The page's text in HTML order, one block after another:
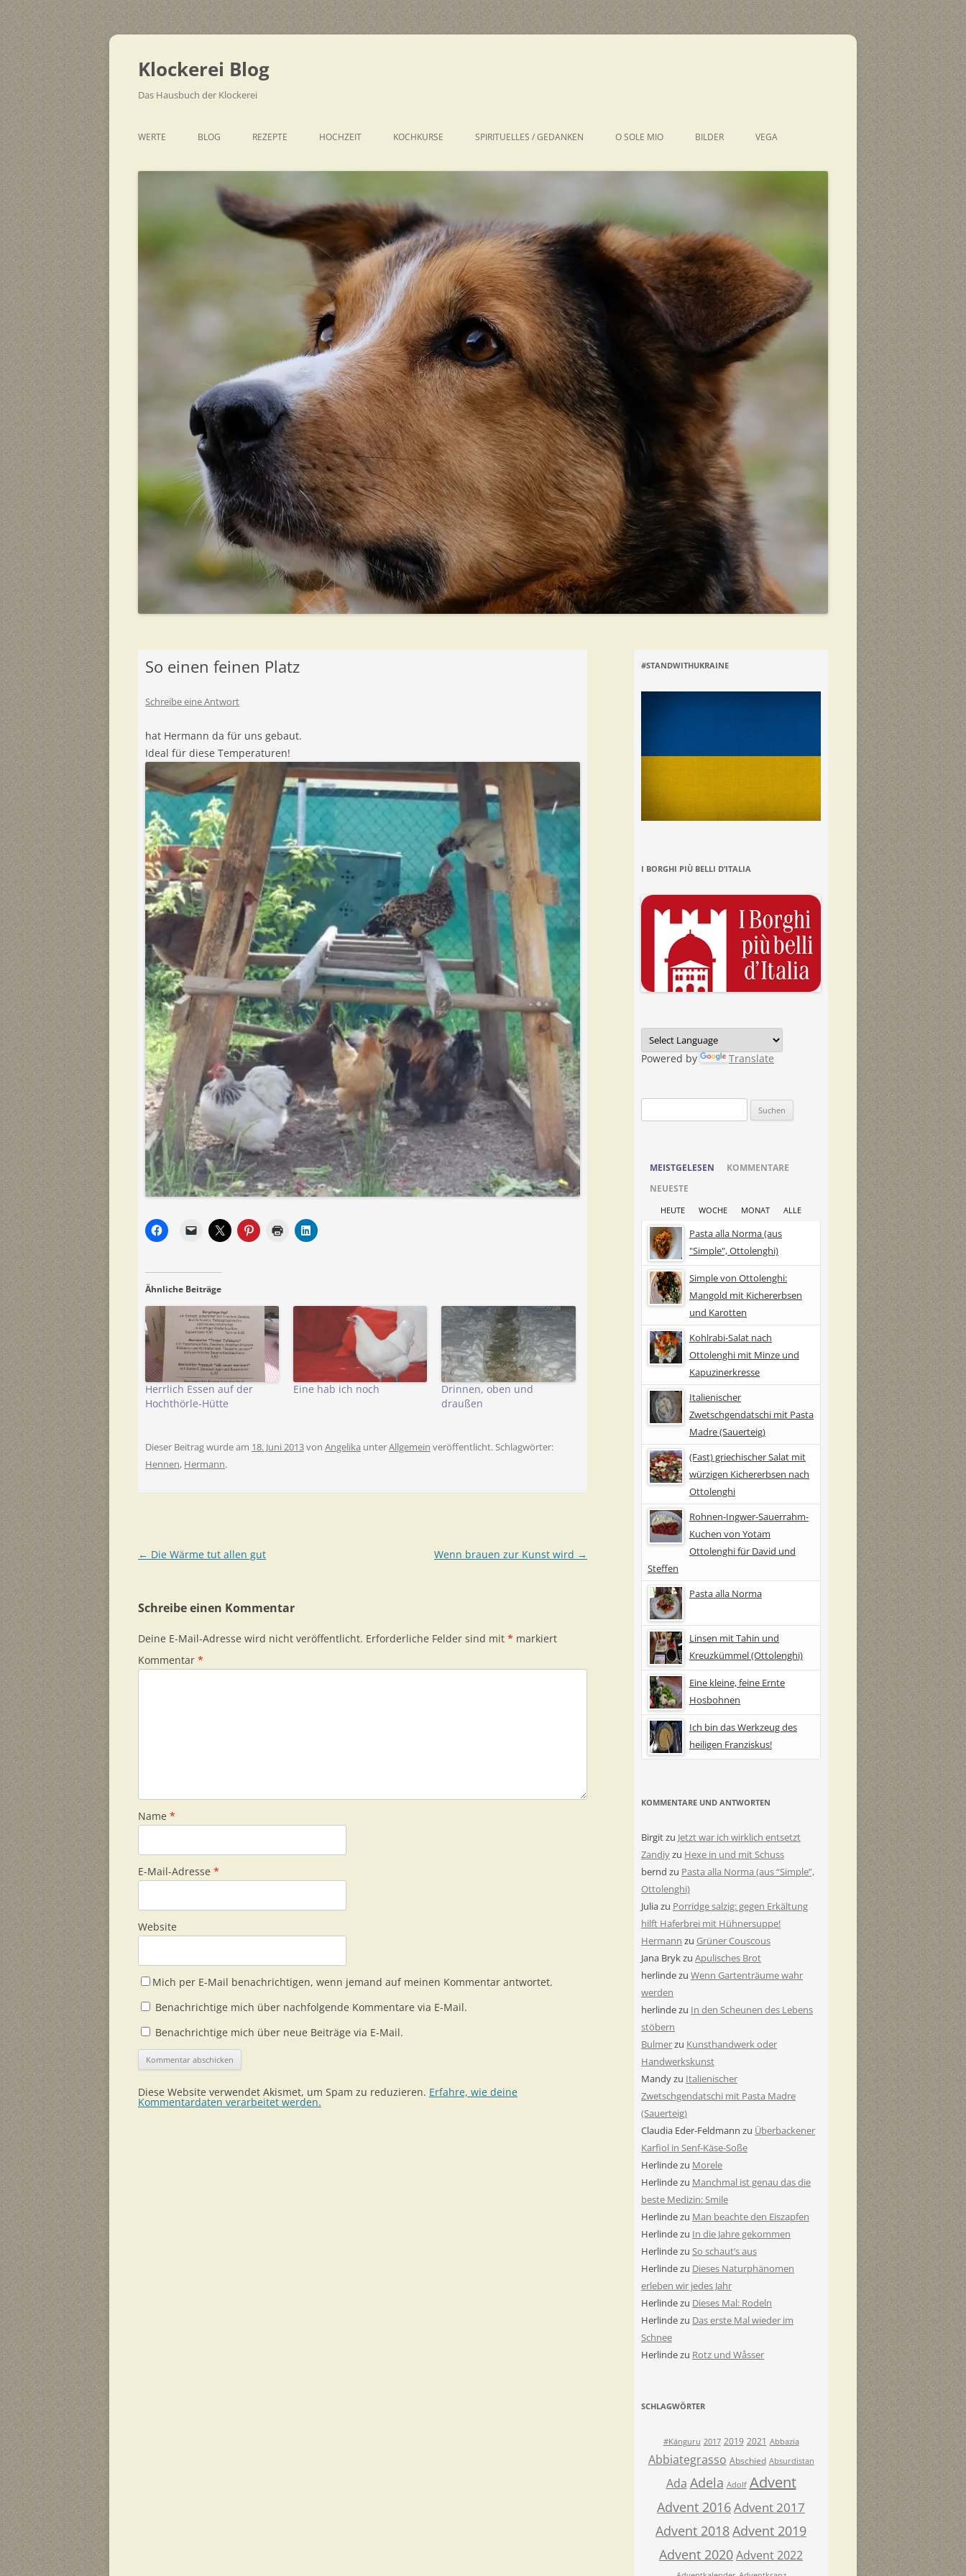
Zum
springen
Klockerei Blog
Das Hausbuch der Klockerei
WERTE BLOG REZEPTE
EINFACH
HOCHZEIT KOCHKURSE SPIRITUELLES / GEDANKEN O SOLE MIO BILDER VEGA
So einen feinen Platz
Schreibe eine Antwort
hat Hermann da für uns gebaut.
Ideal für diese Temperaturen!
Ähnliche Beiträge
Herrlich Essen auf der
Hochthörle-Hütte
Eine hab ich noch
Drinnen, oben und
draußen
Dieser Beitrag wurde am 18. Juni 2013von Angelika unterAllgemein veröffentlicht. Schlagwörter:
Hennen, Hermann.
Beitragsnavigation
← Die Wärme tut allen gut Wenn brauen zur Kunst wird →
Schreibe einen Kommentar
Deine E-Mail-Adresse wird nicht veröffentlicht. Erforderliche Felder sind mit * markiert
Kommentar *
Name *
E-Mail-Adresse *
Website
Mich per E-Mail benachrichtigen, wenn jemand auf meinen Kommentar antwortet.
Benachrichtige mich über nachfolgende Kommentare via E-Mail.
Benachrichtige mich über neue Beiträge via E-Mail.
Diese Website verwendet Akismet, um Spam zu reduzieren. Erfahre, wie deine
Kommentardaten verarbeitet werden.
#STANDWITHUKRAINE
I BORGHI PIÙ BELLI D’ITALIA
Powered by Translate
nach:
MEISTGELESEN
KOMMENTARE
NEUESTE
HEUTE WOCHE MONAT ALLE
Pasta alla Norma (aus
"Simple", Ottolenghi)
Simple von Ottolenghi:
Mangold mit Kichererbsen
und Karotten
Kohlrabi-Salat nach
Ottolenghi mit Minze und
Kapuzinerkresse
Italienischer
Zwetschgendatschi mit Pasta
Madre (Sauerteig)
(Fast) griechischer Salat mit
würzigen Kichererbsen nach
Ottolenghi
Rohnen-Ingwer-Sauerrahm-
Kuchen von Yotam
Ottolenghi für David und
Steffen
Pasta alla Norma
Linsen mit Tahin und
Kreuzkümmel (Ottolenghi)
Eine kleine, feine Ernte
Hosbohnen
Ich bin das Werkzeug des
heiligen Franziskus!
KOMMENTARE UND ANTWORTEN
Birgitzu Jetzt war ich wirklich entsetzt
Zandiyzu Hexe in und mit Schuss
bernd zu Pasta alla Norma (aus “Simple”,
Ottolenghi)
Juliazu Porridge salzig: gegen Erkältung
hilft Haferbrei mit Hühnersuppe!
Hermann zu Grüner Couscous
Jana Brykzu Apulisches Brot
herlindezu Wenn Gartenträume wahr
werden
herlindezu In den Scheunen des Lebens
stöbern
Bulmerzu Kunsthandwerk oder
Handwerkskunst
Mandyzu Italienischer
Zwetschgendatschi mit Pasta Madre
(Sauerteig)
Claudia Eder-Feldmann zu Überbackener
Karfiol in Senf-Käse-Soße
Herlindezu Morele
Herlindezu Manchmal ist genau das die
beste Medizin: Smile
Herlindezu Man beachte den Eiszapfen
Herlindezu In die Jahre gekommen
Herlindezu So schaut’s aus
Herlindezu Dieses Naturphänomen
erleben wir jedes Jahr
Herlindezu Dieses Mal: Rodeln
Herlindezu Das erste Mal wieder im
Schnee
Herlindezu Rotz und Wåsser
SCHLAGWÖRTER
#Känguru 2017 2019 2021 Abbazia
Abbiategrasso Abschied Absurdistan
Ada Adela Adolf Advent
Advent 2016Advent 2017
Advent 2018Advent 2019
Advent 2020Advent 2022